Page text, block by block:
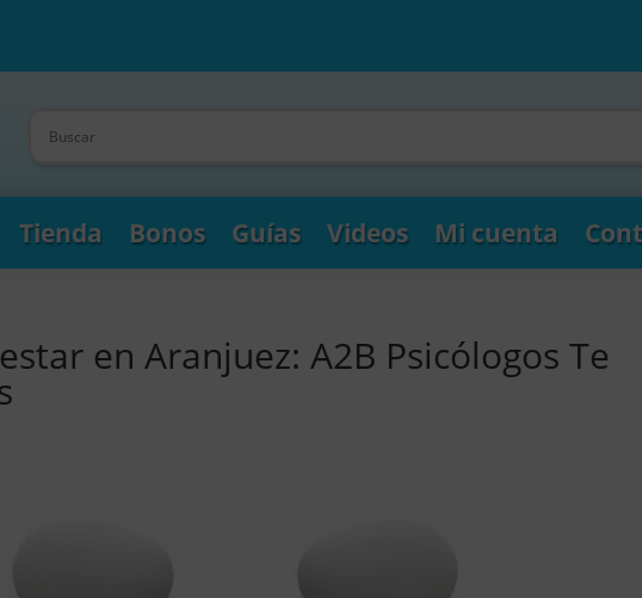
Tienda Bonos Guías Videos Mi cuenta
en Aranjuez: A2B Psicólogos Te